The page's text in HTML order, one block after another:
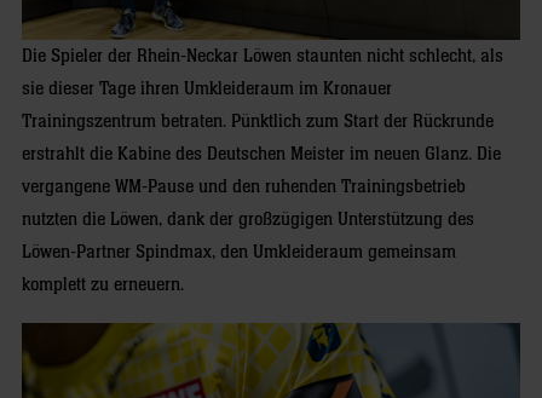
Die Spieler der Rhein-Neckar Löwen staunten nicht schlecht, als
sie dieser Tage ihren Umkleideraum im Kronauer
Trainingszentrum betraten. Pünktlich zum Start der Rückrunde
erstrahlt die Kabine des Deutschen Meister im neuen Glanz. Die
vergangene WM-Pause und den ruhenden Trainingsbetrieb
nutzten die Löwen, dank der großzügigen Unterstützung des
Löwen-Partner Spindmax, den Umkleideraum gemeinsam
komplett zu erneuern.